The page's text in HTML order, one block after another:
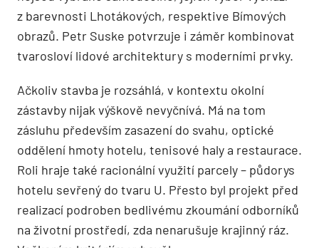
z barevnosti Lhotákových, respektive Bímových
obrazů. Petr Suske potvrzuje i záměr kombinovat
tvarosloví lidové architektury s moderními prvky.
Ačkoliv stavba je rozsáhlá, v kontextu okolní
zástavby nijak výškově nevyčnívá. Má na tom
zásluhu především zasazení do svahu, optické
oddělení hmoty hotelu, tenisové haly a restaurace.
Roli hraje také racionální využití parcely – půdorys
hotelu sevřený do tvaru U. Přesto byl projekt před
realizací podroben bedlivému zkoumání odborníků
na životní prostředí, zda nenarušuje krajinný ráz.